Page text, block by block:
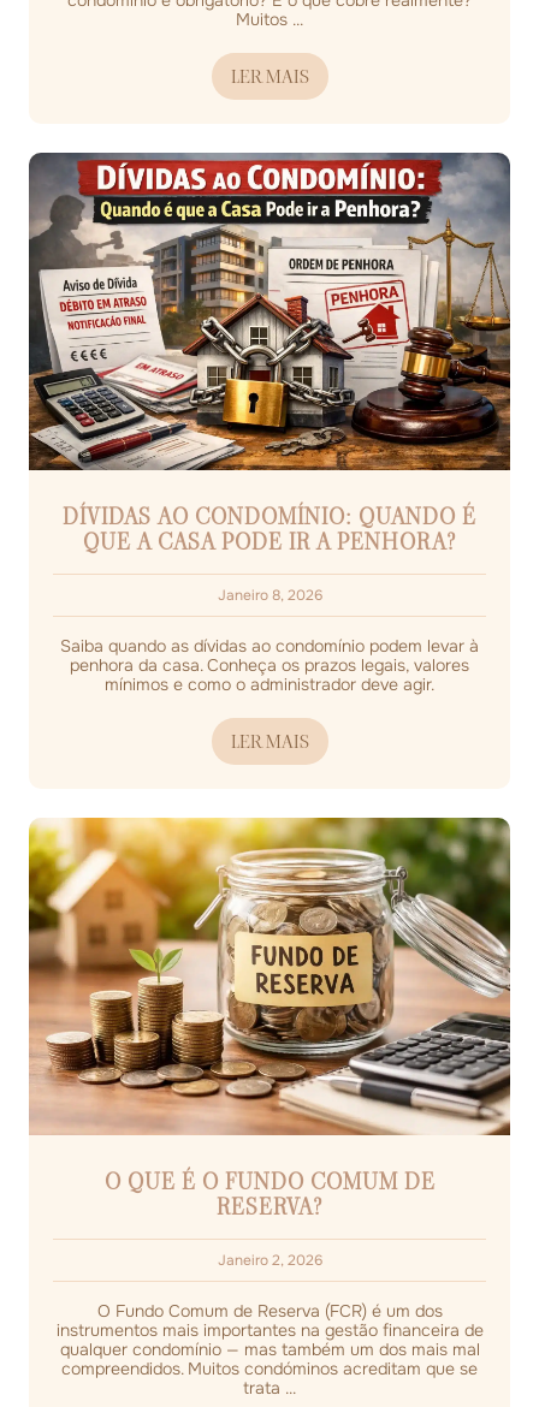
Muitos ...
LER MAIS
DÍVIDAS AO CONDOMÍNIO: QUANDO É
QUE A CASA PODE IR A PENHORA?
Janeiro 8, 2026
Saiba quando as dívidas ao condomínio podem levar à
penhora da casa. Conheça os prazos legais, valores
mínimos e como o administrador deve agir.
LER MAIS
O QUE É O FUNDO COMUM DE
RESERVA?
Janeiro 2, 2026
O Fundo Comum de Reserva (FCR) é um dos
instrumentos mais importantes na gestão financeira de
qualquer condomínio — mas também um dos mais mal
compreendidos. Muitos condóminos acreditam que se
trata ...